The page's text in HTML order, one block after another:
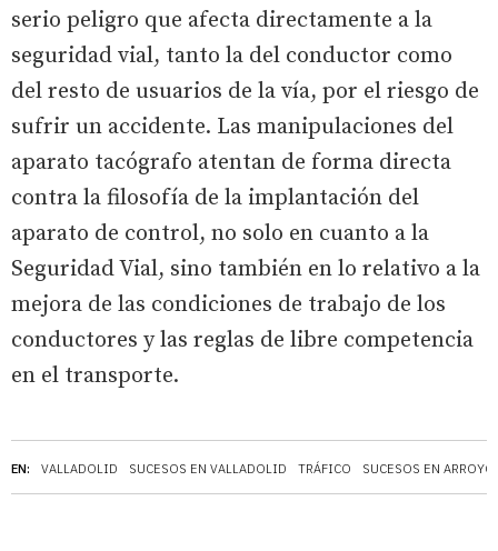
EN: VALLADOLID SUCESOS EN VALLADOLID TRÁFICO SUCESOS EN
serio peligro que afecta directamente a la
seguridad vial, tanto la del conductor como
del resto de usuarios de la vía, por el riesgo de
sufrir un accidente. Las manipulaciones del
aparato tacógrafo atentan de forma directa
contra la filosofía de la implantación del
aparato de control, no solo en cuanto a la
Seguridad Vial, sino también en lo relativo a la
mejora de las condiciones de trabajo de los
conductores y las reglas de libre competencia
en el transporte.